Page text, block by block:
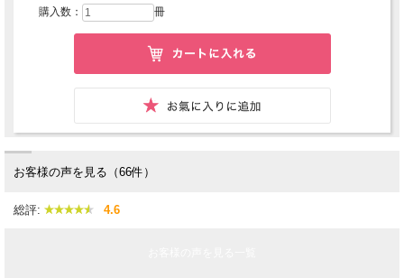
購入数： 冊
お客様の声を見る（66件）
総評: 4.6